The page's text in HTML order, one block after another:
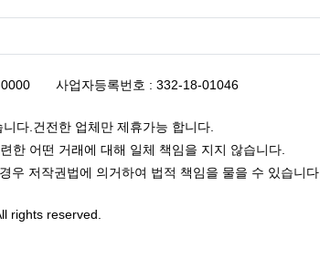
사업자등록번호 : 332-18-01046
다.건전한 업체만 제휴가능 합니다.
한 어떤 거래에 대해 일체 책임을 지지 않습니다.
우 저작권법에 의거하여 법적 책임을 물을 수 있습니다.
rights reserved.